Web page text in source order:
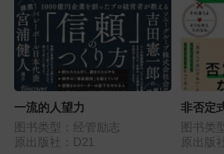
一流的人望力
图书类型：经管励志
原出版社：D21
非否定
图书类
原出版